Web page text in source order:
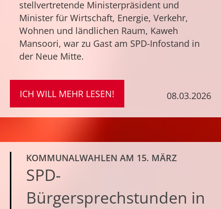
stellvertretende Ministerpräsident und
Minister für Wirtschaft, Energie, Verkehr,
Wohnen und ländlichen Raum, Kaweh
Mansoori, war zu Gast am SPD-Infostand in
der Neue Mitte.
08.03.2026
ICH WILL MEHR LESEN!
KOMMUNALWAHLEN AM 15. MÄRZ
SPD-
Bürgersprechstunden in